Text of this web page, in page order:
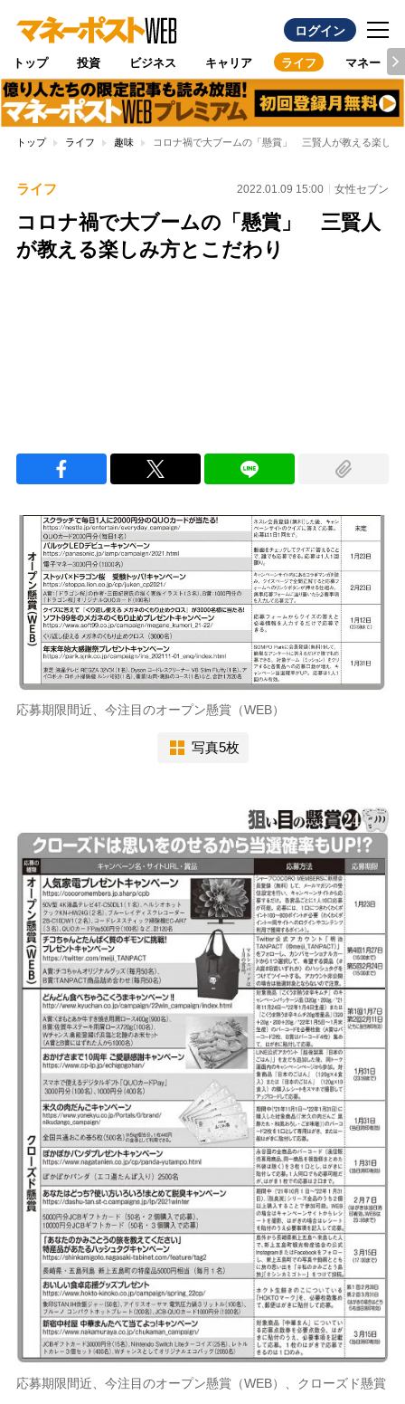
ログイン
トップ 投資 ビジネス キャリア ライフ マネー
トップ ライフ 趣味 コロナ禍で大ブームの「懸賞」 三賢人が教える楽しみ
ライフ 2022.01.09 15:00 女性セブン
コロナ禍で大ブームの「懸賞」 三賢人
が教える楽しみ方とこだわり
応募期限間近、今注目のオープン懸賞（WEB）
写真5枚
応募期限間近、今注目のオープン懸賞（WEB）、クローズド懸賞